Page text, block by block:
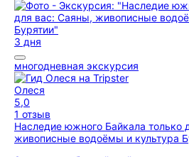
3 дня
многодневная экскурсия
Олеся
5,0
1 отзыв
Наследие южного Байкала только
живописные водоёмы и культура